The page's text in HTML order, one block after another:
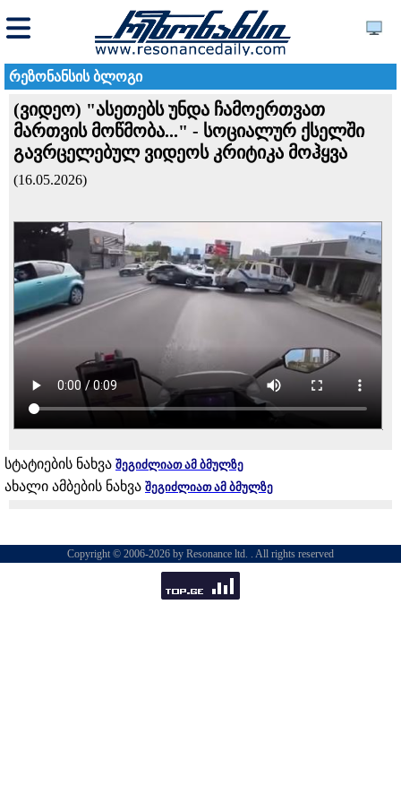
რეზონანსის ბლოგი
(ვიდეო) "ასეთებს უნდა ჩამოერთვათ
მართვის მოწმობა..." - სოციალურ ქსელში
გავრცელებულ ვიდეოს კრიტიკა მოჰყვა
(16.05.2026)
სტატიების ნახვა შეგიძლიათ ამ ბმულზე
ახალი ამბების ნახვა შეგიძლიათ ამ ბმულზე
Copyright © 2006-2026 by Resonance ltd. . All rights reserved